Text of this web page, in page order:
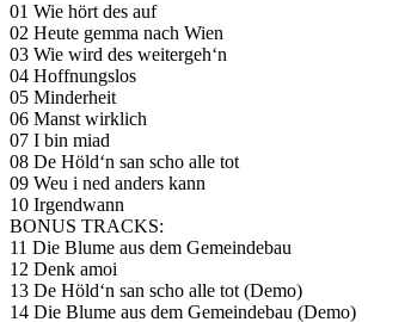
01 Wie hört des auf
02 Heute gemma nach Wien
03 Wie wird des weitergeh‘n
04 Hoffnungslos
05 Minderheit
06 Manst wirklich
07 I bin miad
08 De Höld‘n san scho alle tot
09 Weu i ned anders kann
10 Irgendwann
BONUS TRACKS:
11 Die Blume aus dem Gemeindebau
12 Denk amoi
13 De Höld‘n san scho alle tot (Demo)
14 Die Blume aus dem Gemeindebau (Demo)